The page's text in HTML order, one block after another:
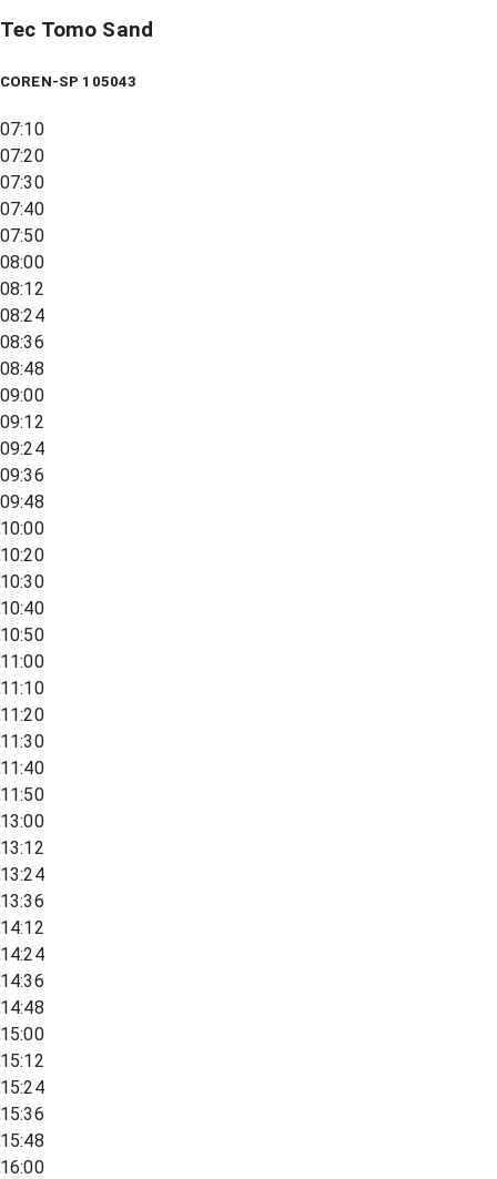
Tec Tomo Sand
COREN-SP 105043
07:10
07:20
07:30
07:40
07:50
08:00
08:12
08:24
08:36
08:48
09:00
09:12
09:24
09:36
09:48
10:00
10:20
10:30
10:40
10:50
11:00
11:10
11:20
11:30
11:40
11:50
13:00
13:12
13:24
13:36
14:12
14:24
14:36
14:48
15:00
15:12
15:24
15:36
15:48
16:00